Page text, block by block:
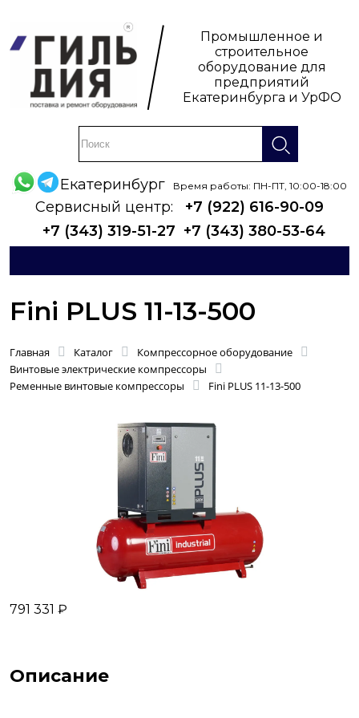
Промышленное и
строительное
оборудование для
предприятий
Екатеринбурга и УрФО
Екатеринбург Время работы: ПН-ПТ, 10:00-18:00
Сервисный центр:
+7 (922) 616-90-09
+7 (343) 319-51-27 +7 (343) 380-53-64
Fini PLUS 11-13-500
Главная Каталог
Компрессорное оборудование
Винтовые электрические компрессоры
Ременные винтовые компрессоры
Fini PLUS 11-13-500
791 331 ₽
Описание